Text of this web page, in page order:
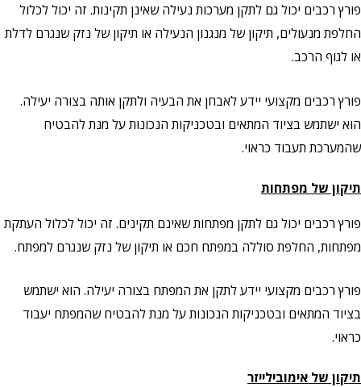
פורץ רכבים יכול גם לתקן מערכות נעילה שאינן תקינות. זה יכול לכלול
החלפת מנעולים, תיקון של מנגנון הנעילה או תיקון של נזק שנגרם לדלת
או לגוף הרכב.
פורץ רכבים מקצועי יידע לאבחן את הבעיה ולתקן אותה בצורה יעילה.
הוא ישתמש בציוד המתאים ובטכניקות הנכונות על מנת להבטיח
שהמערכת תעבוד כראוי.
תיקון של מפתחות
פורץ רכבים יכול גם לתקן מפתחות שאינם תקינים. זה יכול לכלול העתקת
מפתחות, החלפת סוללה במפתח חכם או תיקון של נזק שנגרם למפתח.
פורץ רכבים מקצועי יידע לתקן את המפתח בצורה יעילה. הוא ישתמש
בציוד המתאים ובטכניקות הנכונות על מנת להבטיח שהמפתח יעבוד
כראוי.
תיקון של אימובילייזר